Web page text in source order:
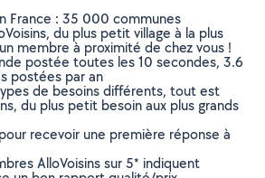
France : 35 000 communes
du plus petit village à la plus
membre à proximité de chez vous !
postée toutes les 10 secondes, 3.6
postées par an
de besoins différents, tout est
du plus petit besoin aux plus grands
recevoir une première réponse à
AlloVoisins sur 5* indiquent